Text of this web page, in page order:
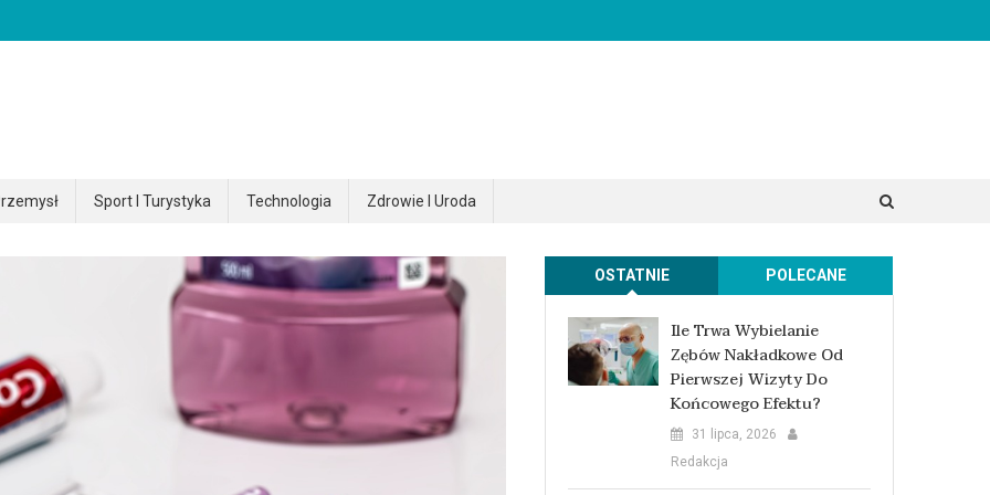
Sport I Turystyka Technologia Zdrowie I Uroda
OSTATNIE POLECANE
Ile Trwa Wybielanie
Zębów Nakładkowe Od
Pierwszej Wizyty Do
Końcowego Efektu?
31 lipca, 2026
Redakcja